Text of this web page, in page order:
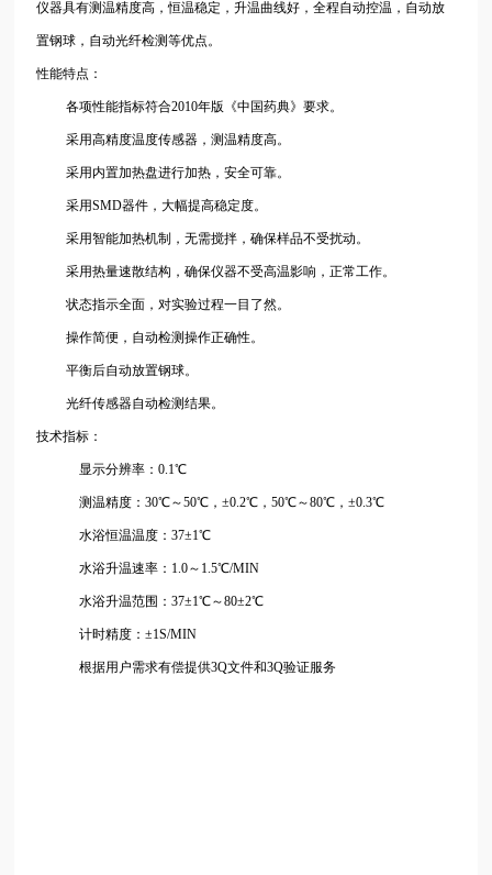
仪器具有测温精度高，恒温稳定，升温曲线好，全程自动控温，自动放
置钢球，自动光纤检测等优点。
性能特点：
各项性能指标符合2010年版《中国药典》要求。
采用高精度温度传感器，测温精度高。
采用内置加热盘进行加热，安全可靠。
采用SMD器件，大幅提高稳定度。
采用智能加热机制，无需搅拌，确保样品不受扰动。
采用热量速散结构，确保仪器不受高温影响，正常工作。
状态指示全面，对实验过程一目了然。
操作简便，自动检测操作正确性。
平衡后自动放置钢球。
光纤传感器自动检测结果。
技术指标：
显示分辨率：0.1℃
测温精度：30℃～50℃，±0.2℃，50℃～80℃，±0.3℃
水浴恒温温度：37±1℃
水浴升温速率：1.0～1.5℃/MIN
水浴升温范围：37±1℃～80±2℃
计时精度：±1S/MIN
根据用户需求有偿提供3Q文件和3Q验证服务